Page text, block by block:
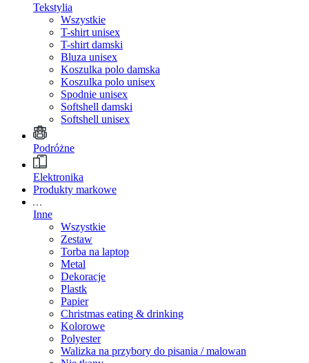
Tekstylia
Wszystkie
T-shirt unisex
T-shirt damski
Bluza unisex
Koszulka polo damska
Koszulka polo unisex
Spodnie unisex
Softshell damski
Softshell unisex
Podróżne
Elektronika
Produkty markowe
Inne
Wszystkie
Zestaw
Torba na laptop
Metal
Dekoracje
Plastk
Papier
Christmas eating & drinking
Kolorowe
Polyester
Walizka na przybory do pisania / malowan